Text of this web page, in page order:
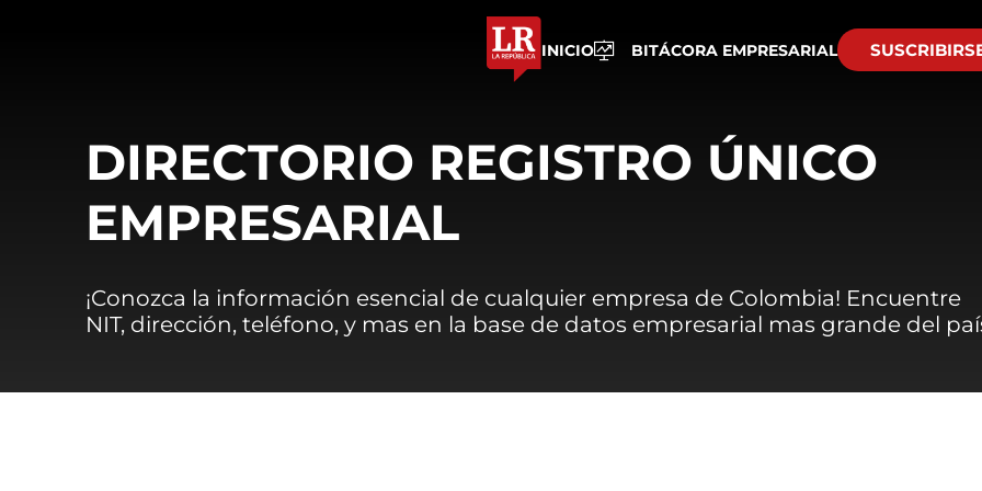
INICIO BITÁCORA EMPRESARIAL
DIRECTORIO REGISTRO ÚNICO
EMPRESARIAL
¡Conozca la información esencial de cualquier empresa de Colombia! Encuentre
NIT, dirección, teléfono, y mas en la base de datos empresarial mas grande del